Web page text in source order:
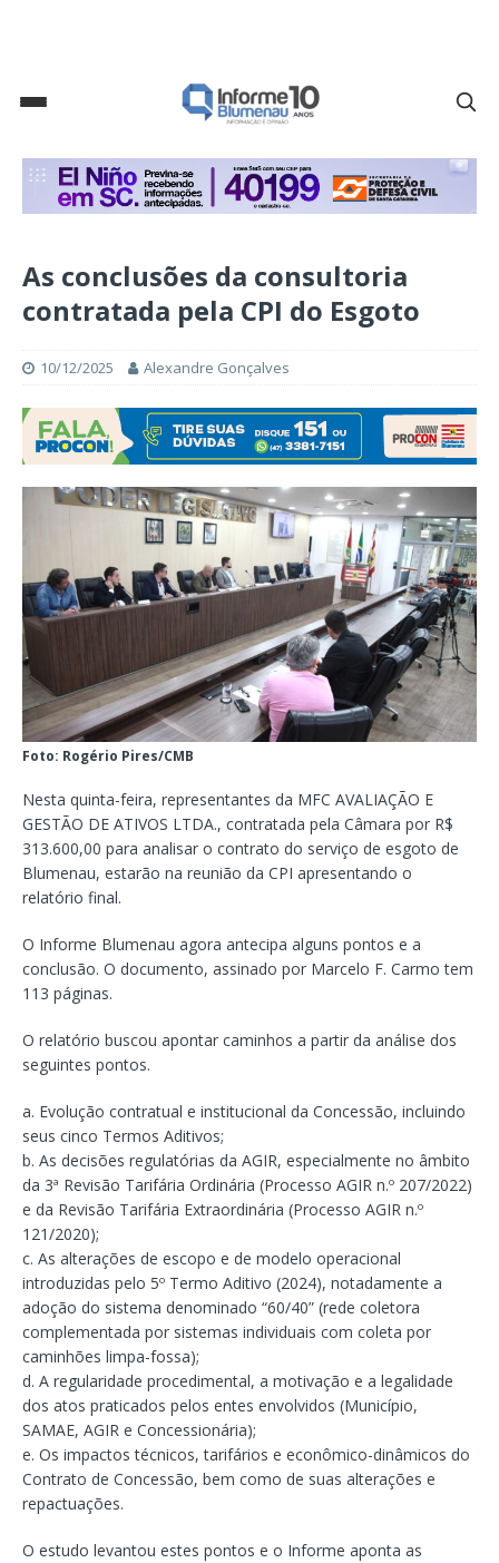
As conclusões da consultoria
contratada pela CPI do Esgoto
10/12/2025 Alexandre Gonçalves
Foto: Rogério Pires/CMB
Nesta quinta-feira, representantes da MFC AVALIAÇÃO E
GESTÃO DE ATIVOS LTDA., contratada pela Câmara por R$
313.600,00 para analisar o contrato do serviço de esgoto de
Blumenau, estarão na reunião da CPI apresentando o
relatório final.
O Informe Blumenau agora antecipa alguns pontos e a
conclusão. O documento, assinado por Marcelo F. Carmo tem
113 páginas.
O relatório buscou apontar caminhos a partir da análise dos
seguintes pontos.
a. Evolução contratual e institucional da Concessão, incluindo
seus cinco Termos Aditivos;
b. As decisões regulatórias da AGIR, especialmente no âmbito
da 3ª Revisão Tarifária Ordinária (Processo AGIR n.º 207/2022)
e da Revisão Tarifária Extraordinária (Processo AGIR n.º
121/2020);
c. As alterações de escopo e de modelo operacional
introduzidas pelo 5º Termo Aditivo (2024), notadamente a
adoção do sistema denominado “60/40” (rede coletora
complementada por sistemas individuais com coleta por
caminhões limpa-fossa);
d. A regularidade procedimental, a motivação e a legalidade
dos atos praticados pelos entes envolvidos (Município,
SAMAE, AGIR e Concessionária);
e. Os impactos técnicos, tarifários e econômico-dinâmicos do
Contrato de Concessão, bem como de suas alterações e
repactuações.
O estudo levantou estes pontos e o Informe aponta as